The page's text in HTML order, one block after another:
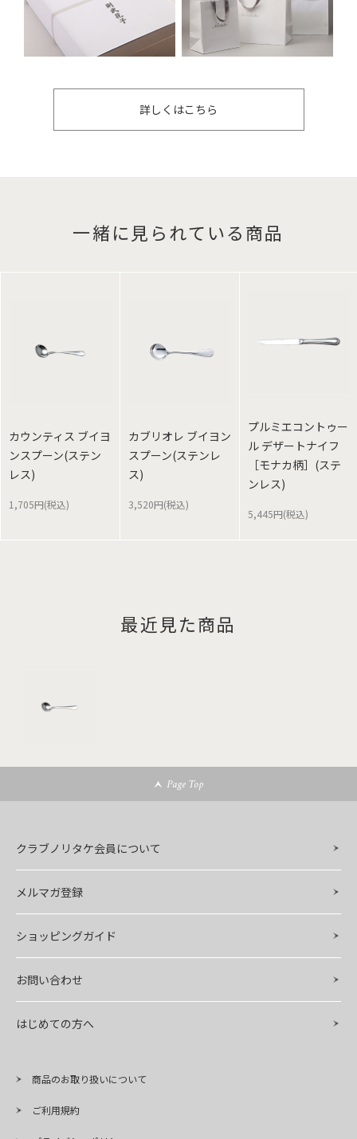
詳しくはこちら
一緒に見られている商品
カウンティス ブイヨ
ンスプーン(ステン
レス)
1,705円(税込)
カブリオレ ブイヨン
スプーン(ステンレ
ス)
3,520円(税込)
プルミエコントゥー
ル デザートナイフ
［モナカ柄］(ステ
ンレス)
5,445円(税込)
最近見た商品
Page Top
クラブノリタケ会員について
メルマガ登録
ショッピングガイド
お問い合わせ
はじめての方へ
商品のお取り扱いについて
ご利用規約